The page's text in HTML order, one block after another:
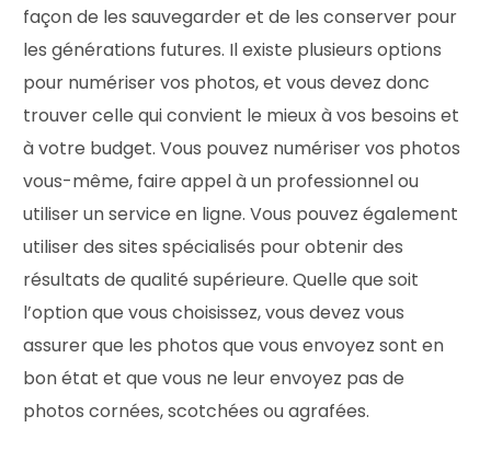
façon de les sauvegarder et de les conserver pour
les générations futures. Il existe plusieurs options
pour numériser vos photos, et vous devez donc
trouver celle qui convient le mieux à vos besoins et
à votre budget. Vous pouvez numériser vos photos
vous-même, faire appel à un professionnel ou
utiliser un service en ligne. Vous pouvez également
utiliser des sites spécialisés pour obtenir des
résultats de qualité supérieure. Quelle que soit
l’option que vous choisissez, vous devez vous
assurer que les photos que vous envoyez sont en
bon état et que vous ne leur envoyez pas de
photos cornées, scotchées ou agrafées.